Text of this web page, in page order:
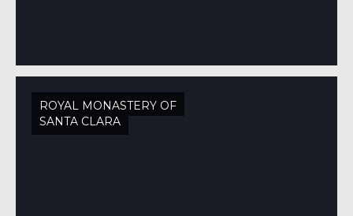
ROYAL MONASTERY OF
SANTA CLARA